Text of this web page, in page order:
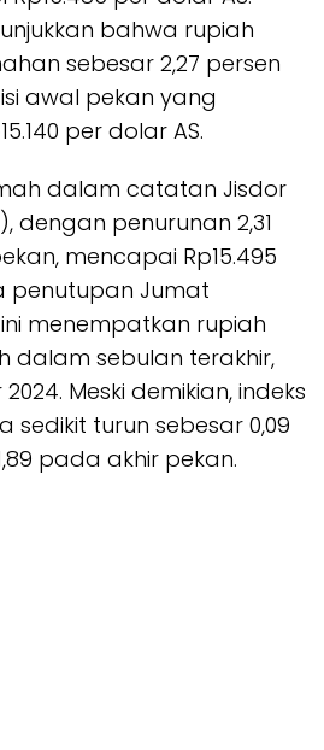
bahwa rupiah
sebesar 2,27 persen
awal pekan yang
per dolar AS.
dalam catatan Jisdor
dengan penurunan 2,31
mencapai Rp15.495
penutupan Jumat
menempatkan rupiah
dalam sebulan terakhir,
Meski demikian, indeks
sedikit turun sebesar 0,09
pada akhir pekan.